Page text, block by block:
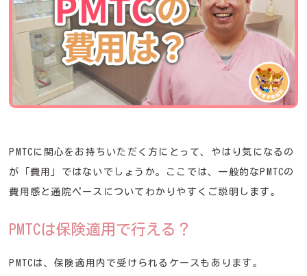
PMTCに関心をお持ちいただく方にとって、やはり気になるの
が「費用」ではないでしょうか。ここでは、一般的なPMTCの
費用感と通院ペースについてわかりやすくご説明します。
PMTCは保険適用で行える？
PMTCは、保険適用内で受けられるケースもあります。